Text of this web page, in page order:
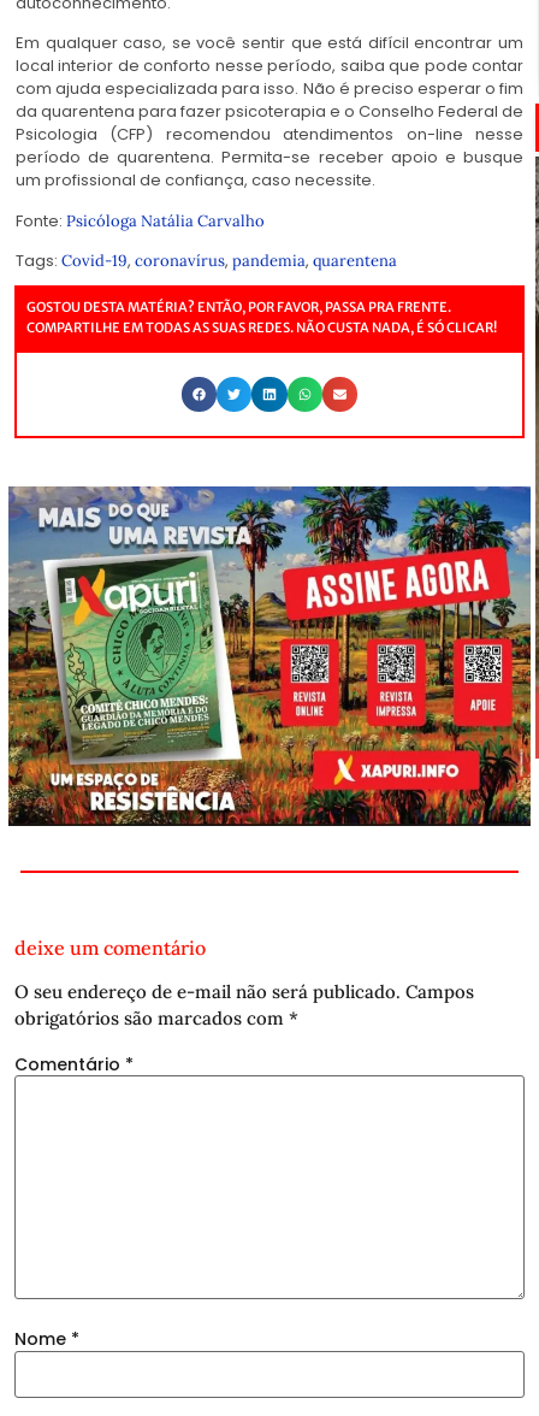
Em qualquer caso, se você sentir que está difícil encontrar um
local interior de conforto nesse período, saiba que pode contar
com ajuda especializada para isso. Não é preciso esperar o fim
da quarentena para fazer psicoterapia e o Conselho Federal de
Psicologia (CFP) recomendou atendimentos on-line nesse
período de quarentena. Permita-se receber apoio e busque
um profissional de confiança, caso necessite.
Fonte: Psicóloga Natália Carvalho
Tags: Covid-19, coronavírus, pandemia, quarentena
GOSTOU DESTA MATÉRIA? ENTÃO, POR FAVOR, PASSA PRA FRENTE.
COMPARTILHE EM TODAS AS SUAS REDES. NÃO CUSTA NADA, É SÓ CLICAR!
deixe um comentário
O seu endereço de e-mail não será publicado. Campos
obrigatórios são marcados com *
Comentário *
Nome *